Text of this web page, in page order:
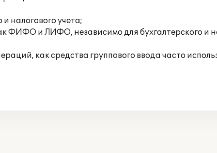
налогового учета;
ФИФО и ЛИФО, независимо для бухгалтерского и
как средства группового ввода часто